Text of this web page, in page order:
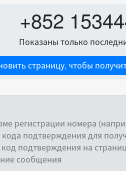
+852
Показаны только
страницу, чтобы
регистрации номера
подтверждения для
подтверждения на
сообщения